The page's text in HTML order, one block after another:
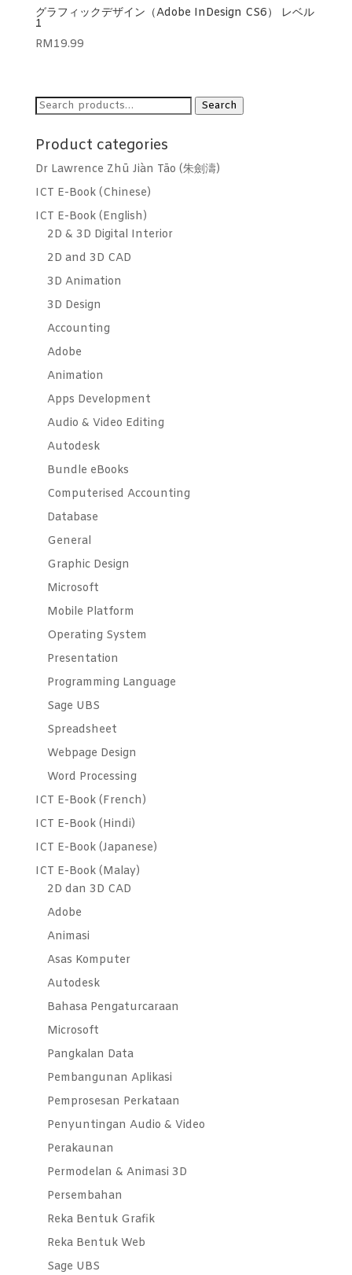
グラフィックデザイン（Adobe InDesign CS6） レベル
1
RM19.99
Search
Search
Product categories
Dr Lawrence Zhū Jiàn Tāo (朱劍濤)
ICT E-Book (Chinese)
ICT E-Book (English)
2D & 3D Digital Interior
2D and 3D CAD
3D Animation
3D Design
Accounting
Adobe
Animation
Apps Development
Audio & Video Editing
Autodesk
Bundle eBooks
Computerised Accounting
Database
General
Graphic Design
Microsoft
Mobile Platform
Operating System
Presentation
Programming Language
Sage UBS
Spreadsheet
Webpage Design
Word Processing
ICT E-Book (French)
ICT E-Book (Hindi)
ICT E-Book (Japanese)
ICT E-Book (Malay)
2D dan 3D CAD
Adobe
Animasi
Asas Komputer
Autodesk
Bahasa Pengaturcaraan
Microsoft
Pangkalan Data
Pembangunan Aplikasi
Pemprosesan Perkataan
Penyuntingan Audio & Video
Perakaunan
Permodelan & Animasi 3D
Persembahan
Reka Bentuk Grafik
Reka Bentuk Web
Sage UBS